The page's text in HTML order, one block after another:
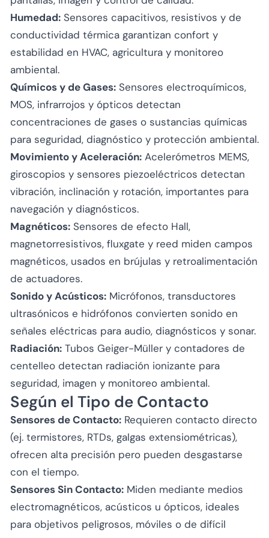
Humedad: Sensores capacitivos, resistivos y de
conductividad térmica garantizan confort y
estabilidad en HVAC, agricultura y monitoreo
ambiental.
Químicos y de Gases: Sensores electroquímicos,
MOS, infrarrojos y ópticos detectan
concentraciones de gases o sustancias químicas
para seguridad, diagnóstico y protección ambiental.
Movimiento y Aceleración: Acelerómetros MEMS,
giroscopios y sensores piezoeléctricos detectan
vibración, inclinación y rotación, importantes para
navegación y diagnósticos.
Magnéticos: Sensores de efecto Hall,
magnetorresistivos, fluxgate y reed miden campos
magnéticos, usados en brújulas y retroalimentación
de actuadores.
Sonido y Acústicos: Micrófonos, transductores
ultrasónicos e hidrófonos convierten sonido en
señales eléctricas para audio, diagnósticos y sonar.
Radiación: Tubos Geiger-Müller y contadores de
centelleo detectan radiación ionizante para
seguridad, imagen y monitoreo ambiental.
Según el Tipo de Contacto
Sensores de Contacto: Requieren contacto directo
(ej. termistores, RTDs, galgas extensiométricas),
ofrecen alta precisión pero pueden desgastarse
con el tiempo.
Sensores Sin Contacto: Miden mediante medios
electromagnéticos, acústicos u ópticos, ideales
para objetivos peligrosos, móviles o de difícil